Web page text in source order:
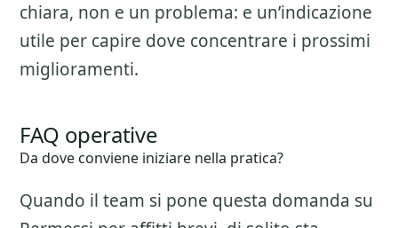
chiara, non e un problema: e un’indicazione
utile per capire dove concentrare i prossimi
miglioramenti.
FAQ operative
Da dove conviene iniziare nella pratica?
Quando il team si pone questa domanda su